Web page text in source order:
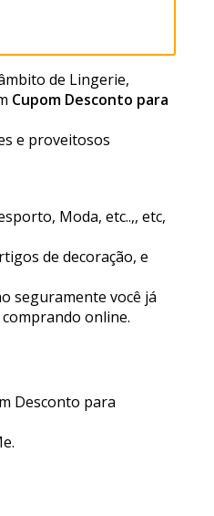
de Lingerie,
Cupom Desconto para
e proveitosos
Moda, etc..,, etc,
de decoração, e
seguramente você já
online.
Desconto para